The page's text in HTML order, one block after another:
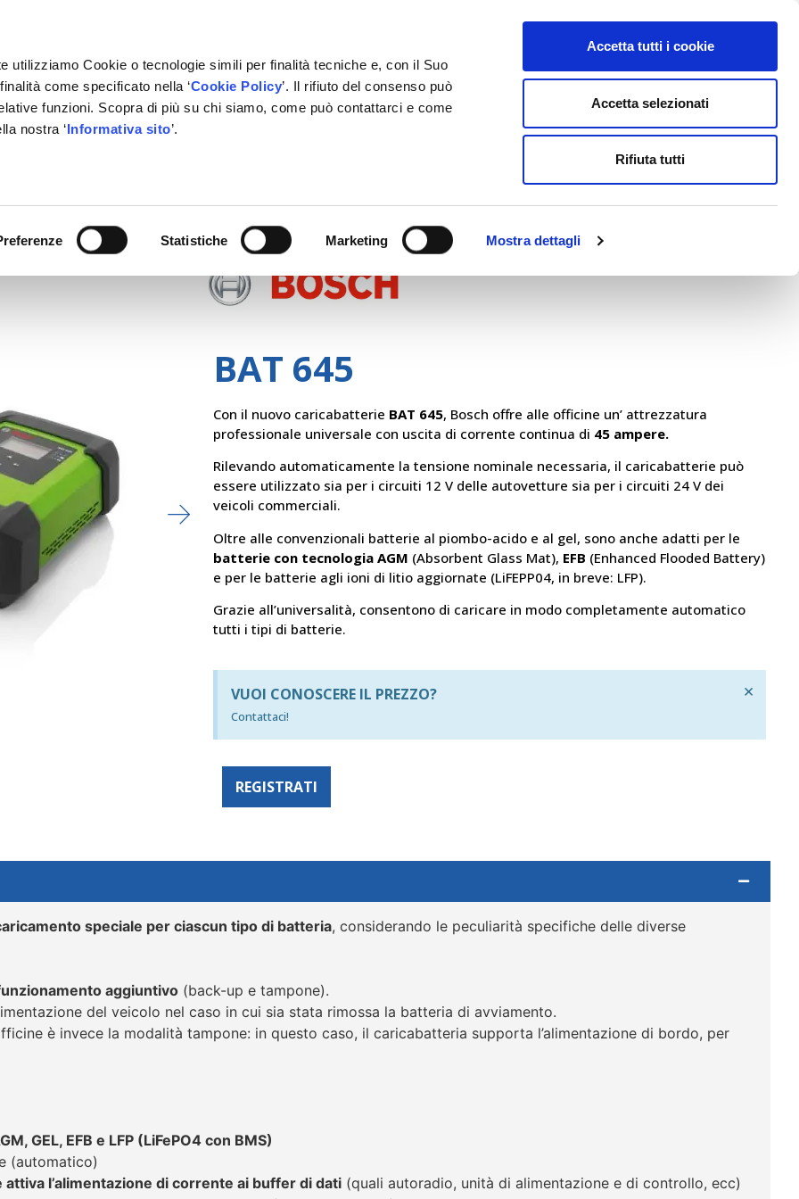
utilizziamo Cookie o tecnologie simili per finalità tecniche e, con il Suo
come specificato nella ‘Cookie Policy’. Il rifiuto del consenso può
funzioni. Scopra di più su chi siamo, come può contattarci e come
nostra ‘Informativa sito’.
Statistiche Marketing Mostra dettagli
Accetta tutti i cookie
Accetta selezionati
Rifiuta tutti
ACCEDI E CONTATTACI
BAT 645
Con il nuovo caricabatterie BAT 645, Bosch offre alle officine un’ attrezzatura
professionale universale con uscita di corrente continua di 45 ampere.
Rilevando automaticamente la tensione nominale necessaria, il caricabatterie può
essere utilizzato sia per i circuiti 12 V delle autovetture sia per i circuiti 24 V dei
veicoli commerciali.
Oltre alle convenzionali batterie al piombo-acido e al gel, sono anche adatti per le
batterie con tecnologia AGM (Absorbent Glass Mat), EFB (Enhanced Flooded Battery)
e per le batterie agli ioni di litio aggiornate (LiFEPP04, in breve: LFP).
Grazie all’universalità, consentono di caricare in modo completamente automatico
tutti i tipi di batterie.
VUOI CONOSCERE IL PREZZO?
Contattaci!
×
REGISTRATI
speciale per ciascun tipo di batteria, considerando le peculiarità specifiche delle diverse
aggiuntivo (back-up e tampone).
del veicolo nel caso in cui sia stata rimossa la batteria di avviamento.
è invece la modalità tampone: in questo caso, il caricabatteria supporta l’alimentazione di bordo, per
GEL, EFB e LFP (LiFePO4 con BMS)
(automatico)
attiva l’alimentazione di corrente ai buffer di dati (quali autoradio, unità di alimentazione e di controllo, ecc)